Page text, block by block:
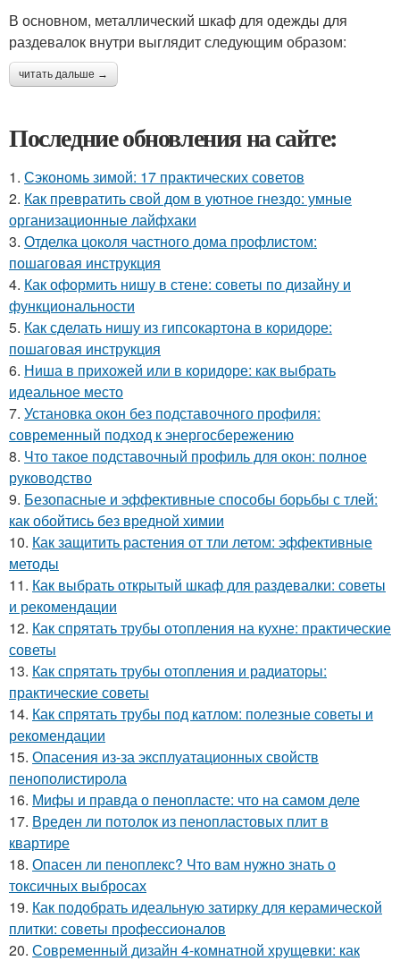
В основном, металлический шкаф для одежды для
раздевалок внутри выглядит следующим образом:
читать дальше →
Последние обновления на сайте:
1. Сэкономь зимой: 17 практических советов
2. Как превратить свой дом в уютное гнездо: умные
организационные лайфхаки
3. Отделка цоколя частного дома профлистом:
пошаговая инструкция
4. Как оформить нишу в стене: советы по дизайну и
функциональности
5. Как сделать нишу из гипсокартона в коридоре:
пошаговая инструкция
6. Ниша в прихожей или в коридоре: как выбрать
идеальное место
7. Установка окон без подставочного профиля:
современный подход к энергосбережению
8. Что такое подставочный профиль для окон: полное
руководство
9. Безопасные и эффективные способы борьбы с тлей:
как обойтись без вредной химии
10. Как защитить растения от тли летом: эффективные
методы
11. Как выбрать открытый шкаф для раздевалки: советы
и рекомендации
12. Как спрятать трубы отопления на кухне: практические
советы
13. Как спрятать трубы отопления и радиаторы:
практические советы
14. Как спрятать трубы под катлом: полезные советы и
рекомендации
15. Опасения из-за эксплуатационных свойств
пенополистирола
16. Мифы и правда о пенопласте: что на самом деле
17. Вреден ли потолок из пенопластовых плит в
квартире
18. Опасен ли пеноплекс? Что вам нужно знать о
токсичных выбросах
19. Как подобрать идеальную затирку для керамической
плитки: советы профессионалов
20. Современный дизайн 4-комнатной хрущевки: как